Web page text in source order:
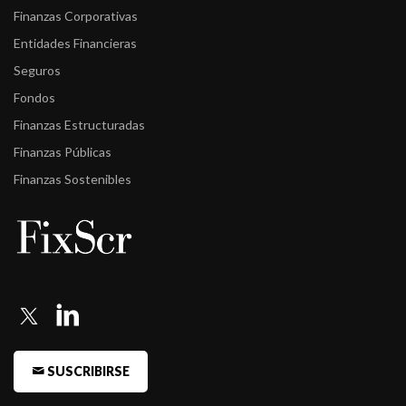
de Banco de ...
Corto P ...
Fitch sube la calificación a A2(arg) desde A3(arg) la calificación
-Fitch confirma las calificaciones de Banco de La Pampa
Fitch Argentina confirma las calificaciones de Banco de la
Pampa S.E.M. ...
-FIX (afiliada de Fitch Ratings) confirma calificaciones de Bancos
Finanzas Corporativas
Entidades Financieras
Seguros
Fondos
Finanzas Estructuradas
Finanzas Públicas
Finanzas Sostenibles
SUSCRIBIRSE